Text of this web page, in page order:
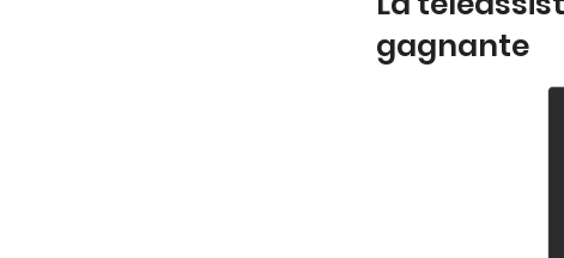
gagnante